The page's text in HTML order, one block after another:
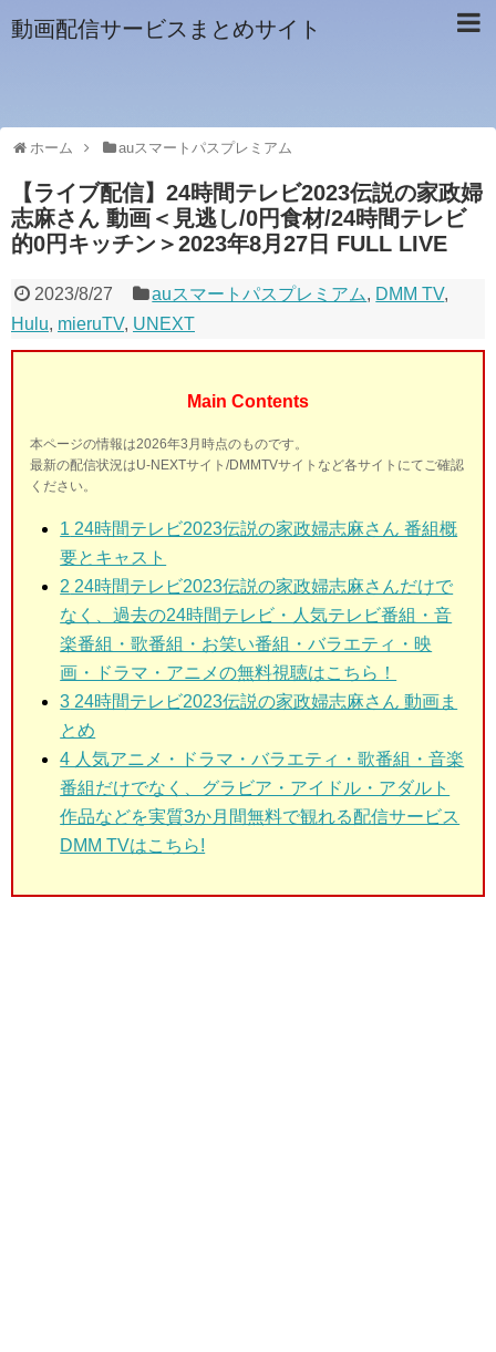
動画配信サービスまとめサイト
ホーム auスマートパスプレミアム
【ライブ配信】24時間テレビ2023伝説の家政婦
志麻さん 動画＜見逃し/0円食材/24時間テレビ
的0円キッチン＞2023年8月27日 FULL LIVE
2023/8/27 auスマートパスプレミアム, DMM TV,
Hulu, mieruTV, UNEXT
Main Contents
本ページの情報は2026年3月時点のものです。
最新の配信状況はU-NEXTサイト/DMMTVサイトなど各サイトにてご確認
ください。
1 24時間テレビ2023伝説の家政婦志麻さん 番組概
要とキャスト
2 24時間テレビ2023伝説の家政婦志麻さんだけで
なく、過去の24時間テレビ・人気テレビ番組・音
楽番組・歌番組・お笑い番組・バラエティ・映
画・ドラマ・アニメの無料視聴はこちら！
3 24時間テレビ2023伝説の家政婦志麻さん 動画ま
とめ
4 人気アニメ・ドラマ・バラエティ・歌番組・音楽
番組だけでなく、グラビア・アイドル・アダルト
作品などを実質3か月間無料で観れる配信サービス
DMM TVはこちら!